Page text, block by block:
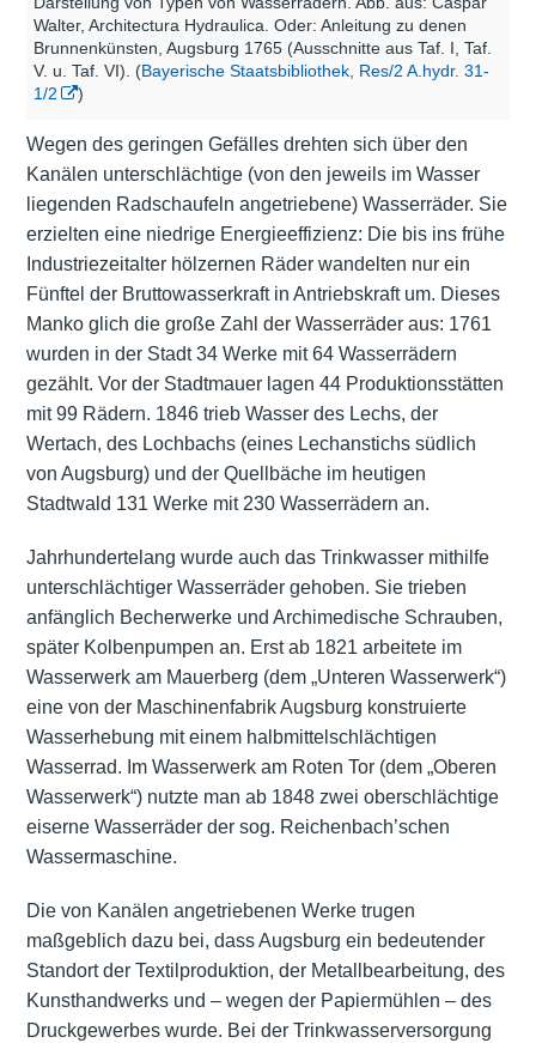
Walter, Architectura Hydraulica. Oder: Anleitung zu denen
Brunnenkünsten, Augsburg 1765 (Ausschnitte aus Taf. I, Taf.
V. u. Taf. VI). (Bayerische Staatsbibliothek, Res/2 A.hydr. 31-
1/2
)
Wegen des geringen Gefälles drehten sich über den
Kanälen unterschlächtige (von den jeweils im Wasser
liegenden Radschaufeln angetriebene) Wasserräder. Sie
erzielten eine niedrige Energieeffizienz: Die bis ins frühe
Industriezeitalter hölzernen Räder wandelten nur ein
Fünftel der Bruttowasserkraft in Antriebskraft um. Dieses
Manko glich die große Zahl der Wasserräder aus: 1761
wurden in der Stadt 34 Werke mit 64 Wasserrädern
gezählt. Vor der Stadtmauer lagen 44 Produktionsstätten
mit 99 Rädern. 1846 trieb Wasser des Lechs, der
Wertach, des Lochbachs (eines Lechanstichs südlich
von Augsburg) und der Quellbäche im heutigen
Stadtwald 131 Werke mit 230 Wasserrädern an.
Jahrhundertelang wurde auch das Trinkwasser mithilfe
unterschlächtiger Wasserräder gehoben. Sie trieben
anfänglich Becherwerke und Archimedische Schrauben,
später Kolbenpumpen an. Erst ab 1821 arbeitete im
Wasserwerk am Mauerberg (dem „Unteren Wasserwerk“)
eine von der Maschinenfabrik Augsburg konstruierte
Wasserhebung mit einem halbmittelschlächtigen
Wasserrad. Im Wasserwerk am Roten Tor (dem „Oberen
Wasserwerk“) nutzte man ab 1848 zwei oberschlächtige
eiserne Wasserräder der sog. Reichenbach’schen
Wassermaschine.
Die von Kanälen angetriebenen Werke trugen
maßgeblich dazu bei, dass Augsburg ein bedeutender
Standort der Textilproduktion, der Metallbearbeitung, des
Kunsthandwerks und – wegen der Papiermühlen – des
Druckgewerbes wurde. Bei der Trinkwasserversorgung